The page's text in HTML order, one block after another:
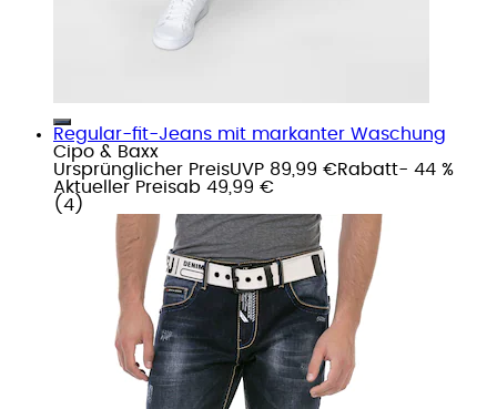
Regular-fit-Jeans mit markanter Waschung
Cipo & Baxx
Ursprünglicher PreisUVP 89,99 €Rabatt- 44 %
Aktueller Preisab 49,99 €
( 4 )